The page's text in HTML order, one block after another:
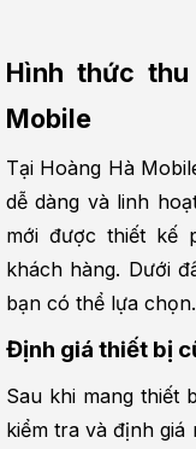
Hình thức
Mobile
Tại Hoàng Hà
dễ dàng và linh
mới được thiết kế
khách hàng. Dưới
bạn có thể lựa chọn.
Định giá thiết bị
Sau khi mang thiết
kiểm tra và định